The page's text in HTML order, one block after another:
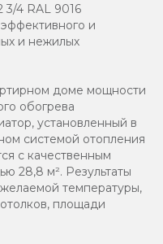
3/4 RAL 9016
и
и нежилых
доме мощности
обогрева
установленный в
системой отопления
с качественным
28,8 м². Результаты
температуры,
площади